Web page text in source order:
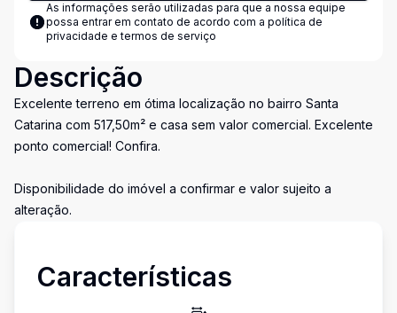
As informações serão utilizadas para que a nossa equipe
possa entrar em contato de acordo com a política de
privacidade e termos de serviço
Descrição
Excelente terreno em ótima localização no bairro Santa
Catarina com 517,50m² e casa sem valor comercial. Excelente
ponto comercial! Confira.
Disponibilidade do imóvel a confirmar e valor sujeito a
alteração.
Características